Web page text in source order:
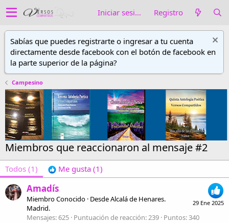
Iniciar sesión Registro
Sabías que puedes registrarte o ingresar a tu cuenta
directamente desde facebook con el botón de facebook en
la parte superior de la página?
Campesino
Miembros que reaccionaron al mensaje #2
Todos (1) Me gusta (1)
29 Ene 2025
Amadís
Miembro Conocido · DesdeAlcalá de Henares.
Madrid.
Mensajes 625 Puntuación de reacción 239 Puntos 340